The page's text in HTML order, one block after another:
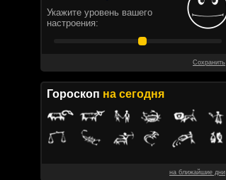
Укажите уровень вашего
настроения:
Сохранить
Гороскоп на сегодня
на ближайшие дни